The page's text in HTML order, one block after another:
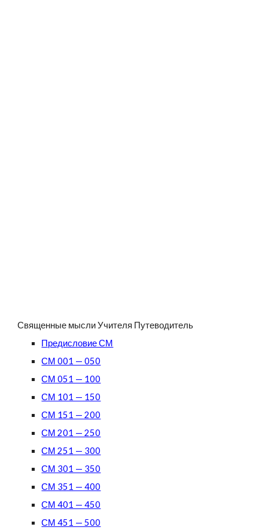
Священные мысли Учителя Путеводитель
Предисловие СМ
СМ 001 — 050
СМ 051 — 100
СМ 101 — 150
СМ 151 — 200
СМ 201 — 250
СМ 251 — 300
СМ 301 — 350
СМ 351 — 400
СМ 401 — 450
СМ 451 — 500